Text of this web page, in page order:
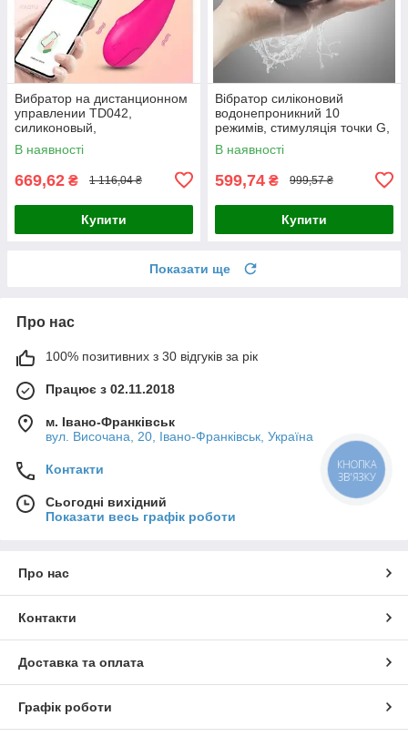
Вибратор на дистанционном
управлении TD042,
силиконовый,
водонепроницаемый,
фиолетовый
В наявності
669,62 ₴ 1 116,04 ₴
Купити
Вібратор силіконовий
водонепроникний 10
режимів, стимуляція точки G,
чорний
В наявності
599,74 ₴ 999,57 ₴
Купити
Показати ще
Про нас
100% позитивних з 30 відгуків за рік
Працює з 02.11.2018
м. Івано-Франківськ
вул. Височана, 20, Івано-Франківськ, Україна
Контакти
Сьогодні вихідний
Показати весь графік роботи
Про нас
Контакти
Доставка та оплата
Графік роботи
КНОПКА
ЗВ'ЯЗКУ